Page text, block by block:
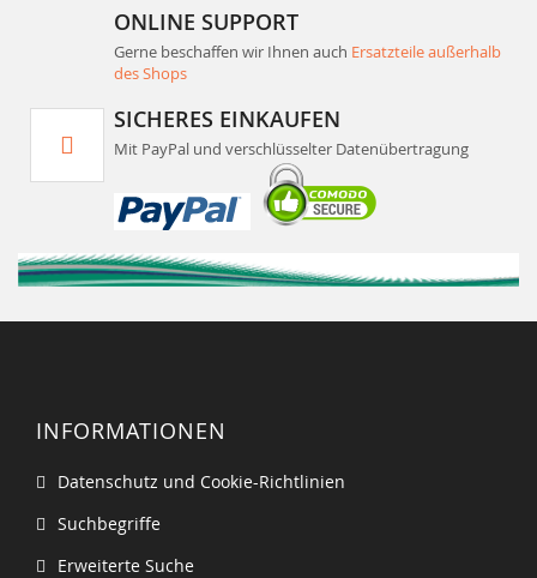
ONLINE SUPPORT
Gerne beschaffen wir Ihnen auch Ersatzteile außerhalb
des Shops
SICHERES EINKAUFEN
Mit PayPal und verschlüsselter Datenübertragung
INFORMATIONEN
Datenschutz und Cookie-Richtlinien
Suchbegriffe
Erweiterte Suche